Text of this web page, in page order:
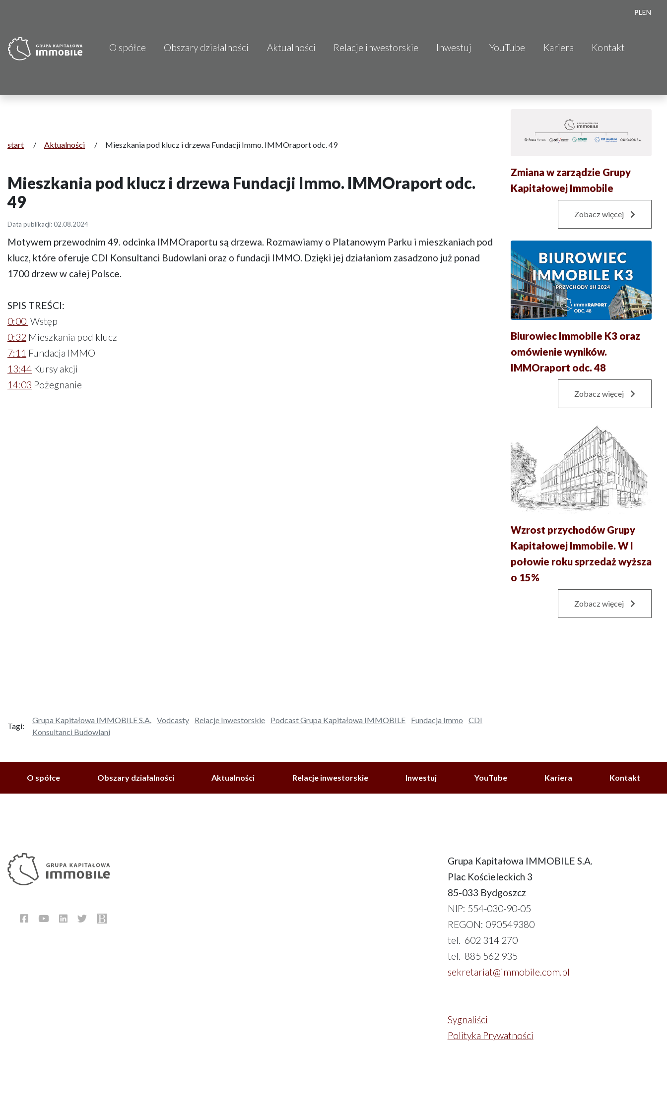
O spółce Obszary działalności
CDI KB Sp. z o.o.
Projprzem Budownictwo
Fundacja Immo
Aktualności Relacje inwestorskie Inwestuj YouTube Kariera Kontakt
PLEN
start / Aktualności / Mieszkania pod klucz i drzewa Fundacji Immo. IMMOraport odc. 49
Mieszkania pod klucz i drzewa Fundacji Immo. IMMOraport odc.
49
Data publikacji: 02.08.2024
Motywem przewodnim 49. odcinka IMMOraportu są drzewa. Rozmawiamy o Platanowym Parku i mieszkaniach pod
klucz, które oferuje CDI Konsultanci Budowlani oraz o fundacji IMMO. Dzięki jej działaniom zasadzono już ponad
1700 drzew w całej Polsce.
SPIS TREŚCI:
0:00 Wstęp
0:32 Mieszkania pod klucz
7:11 Fundacja IMMO
13:44 Kursy akcji
14:03 Pożegnanie
Tagi:
Grupa Kapitałowa IMMOBILE S.A. Vodcasty Relacje Inwestorskie Podcast Grupa Kapitałowa IMMOBILE Fundacja Immo
CDI
Konsultanci Budowlani
Zmiana w zarządzie Grupy
Kapitałowej Immobile
Zobacz więcej
Biurowiec Immobile K3 oraz
omówienie wyników.
IMMOraport odc. 48
Zobacz więcej
Wzrost przychodów Grupy
Kapitałowej Immobile. W I
połowie roku sprzedaż wyższa
o 15%
Zobacz więcej
O spółce Obszary działalności Aktualności Relacje inwestorskie Inwestuj YouTube Kariera Kontakt
Grupa Kapitałowa IMMOBILE S.A.
Plac Kościeleckich 3
85-033 Bydgoszcz
NIP: 554-030-90-05
REGON: 090549380
tel. 602 314 270
tel. 885 562 935
sekretariat@immobile.com.pl
Sygnaliści
Polityka Prywatności